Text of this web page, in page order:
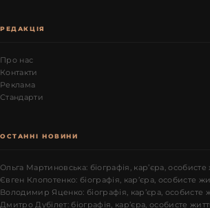
РЕДАКЦІЯ
Про нас
Контакти
Реклама
Стандарти
ОСТАННІ НОВИНИ
Ольга Мартиновська: біографія, кар’єра, особисте
Євген Клопотенко: біографія, кар’єра, особисте
Володимир Яценко: біографія, кар’єра, особисте
Дмитро Дубілет: біографія, кар’єра, особисте